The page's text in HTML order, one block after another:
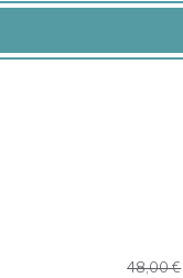
48,00 €